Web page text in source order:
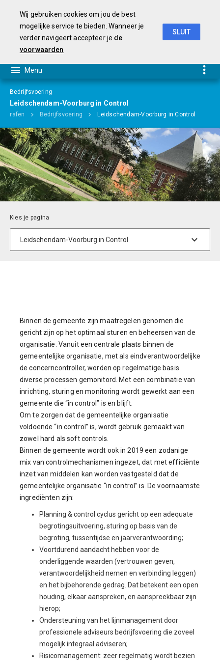
Bedrijfsvoering
Leidschendam-Voorburg in Control
Bedrijfsvoering Leidschendam-Voorburg in Control
Binnen de gemeente zijn maatregelen genomen die
gericht zijn op het optimaal sturen en beheersen van de
organisatie. Vanuit een centrale plaats binnen de
gemeentelijke organisatie, met als eindverantwoordelijke
de concerncontroller, worden op regelmatige basis
diverse processen gemonitord. Met een combinatie van
inrichting, sturing en monitoring wordt gewerkt aan een
gemeente die “in control” is en blijft.
Om te zorgen dat de gemeentelijke organisatie
voldoende “in control” is, wordt gebruik gemaakt van
zowel hard als soft controls.
Binnen de gemeente wordt ook in 2019 een zodanige
mix van controlmechanismen ingezet, dat met efficiënte
inzet van middelen kan worden vastgesteld dat de
gemeentelijke organisatie “in control” is. De voornaamste
ingrediënten zijn:
Planning & control cyclus gericht op een adequate
begrotingsuitvoering, sturing op basis van de
begroting, tussentijdse en jaarverantwoording;
Voortdurend aandacht hebben voor de
onderliggende waarden (vertrouwen geven,
verantwoordelijkheid nemen en verbinding leggen)
en het bijbehorende gedrag. Dat betekent een open
houding, elkaar aanspreken, en aanspreekbaar zijn
hierop;
Ondersteuning van het lijnmanagement door
professionele adviseurs bedrijfsvoering die zoveel
mogelijk integraal adviseren;
Risicomanagement: zeer regelmatig wordt bezien
Wij gebruiken cookies om jou de best
mogelijke service te bieden. Wanneer je
verder navigeert accepteer je de
voorwaarden
SLUIT